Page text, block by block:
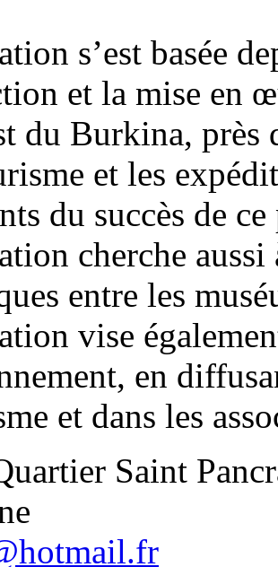
s’est basée
et la mise en
du Burkina,
et les
du succès de
cherche
entre les
vise
en
et dans les
Saint